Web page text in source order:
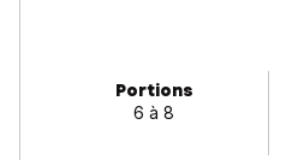
Portions
6 à 8